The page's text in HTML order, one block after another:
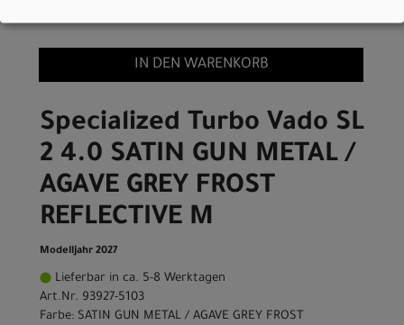
IN DEN WARENKORB
Specialized Turbo Vado SL
2 4.0 SATIN GUN METAL /
AGAVE GREY FROST
REFLECTIVE M
Modelljahr 2027
Lieferbar in ca. 5-8 Werktagen
Art.Nr. 93927-5103
Farbe: SATIN GUN METAL / AGAVE GREY FROST